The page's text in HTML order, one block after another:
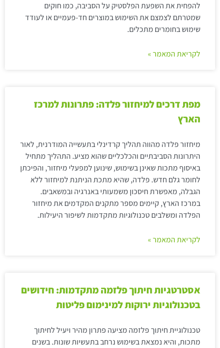
להפחית את השפעת הפלסטיק על הסביבה, כמו חוקים
שמטרתם לצמצם את השימוש במוצרים חד-פעמיים או לעודד
שימוש בחומרים מתכלים.
לקריאת המאמר »
מפת דרכים למיחזור פלדה: פתרונות למרכז
הארץ
מיחזור פלדה מהווה תהליך קרדינלי בתעשייה המודרנית, לאור
היתרונות הסביבתיים והכלכליים שהוא מציע. התהליך מתחיל
באיסוף מתכות שאינן בשימוש, שינוען למפעלי מיחזור, והפיכתן
לחומר גלם חדש. פלדה, שהיא מתכת הניתנת למיחזור ללא
הגבלה, מאפשרת חיסכון משמעותי באנרגיה ובמשאבים.
במרכז הארץ, קיימים מספר מתקנים המקדמים את מיחזור
הפלדה ומשלבים טכנולוגיות מתקדמות לשיפור היעילות.
לקריאת המאמר »
אסטרטגיות חיתוך פלזמה מתקדמות: חידושים
בטכנולוגיות ירוקות למינימום פליטות
טכנולוגיית חיתוך פלזמה מציעה פתרון מהיר ויעיל לחיתוך
מתכות, והיא נמצאת בשימוש נרחב בתעשיות שונות. בשנים